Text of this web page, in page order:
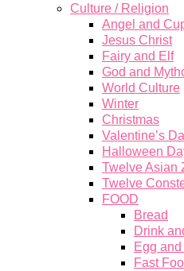
Culture / Religion
Angel and
Jesus Christ
Fairy and Elf
God and
World Culture
Winter
Christmas
Valentine’s
Halloween
Twelve Asian
Twelve
FOOD
Bread
Drink
Egg
Fast